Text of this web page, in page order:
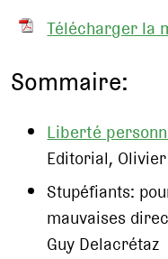
Télécharger la
Sommaire:
Liberté
Editorial,
Stupéfiants:
mauvaises
Guy Delacrétaz